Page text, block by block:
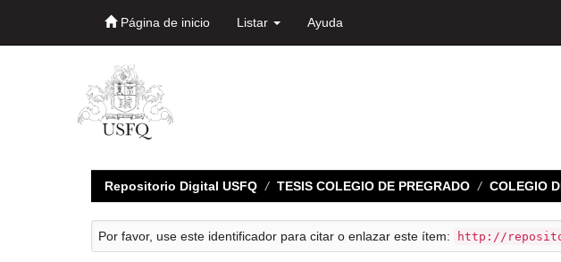
Página de inicio Listar Ayuda
Repositorio Digital USFQ TESIS COLEGIO DE PREGRADO COLEGIO
Por favor, use este identificador para citar o enlazar este ítem: http://